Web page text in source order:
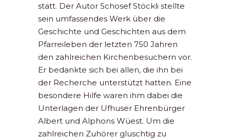
statt. Der Autor Schosef Stöckli stellte
sein umfassendes Werk über die
Geschichte und Geschichten aus dem
Pfarreileben der letzten 750 Jahren
den zahlreichen Kirchenbesuchern vor.
Er bedankte sich bei allen, die ihn bei
der Recherche unterstützt hatten. Eine
besondere Hilfe waren ihm dabei die
Unterlagen der Ufhuser Ehrenbürger
Albert und Alphons Wüest. Um die
zahlreichen Zuhörer gluschtig zu